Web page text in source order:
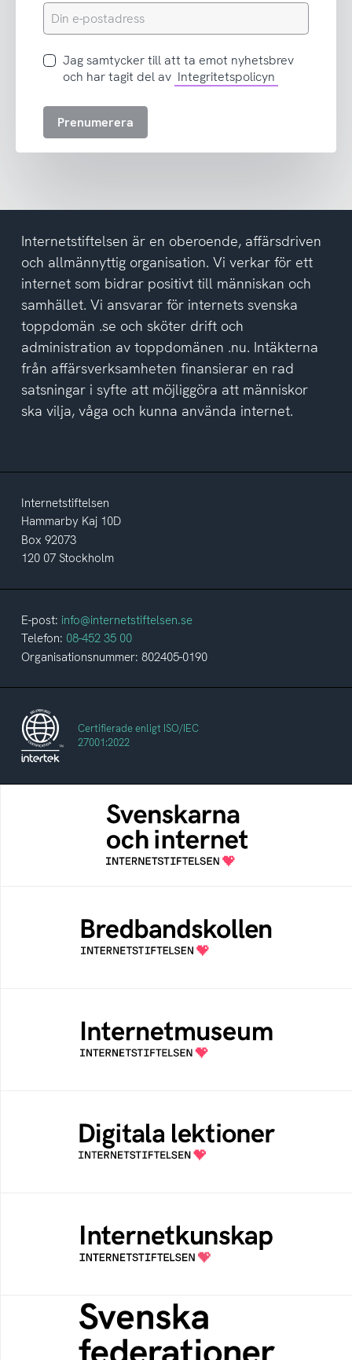
Din
e-
Jag
samtycker
att
del
av
integritetspolicyn
Jag samtycker till att ta emot nyhetsbrev
och har tagit del av Integritetspolicyn
Prenumerera
Internetstiftelsen är en oberoende, affärsdriven
och allmännyttig organisation. Vi verkar för ett
internet som bidrar positivt till människan och
samhället. Vi ansvarar för internets svenska
toppdomän .se och sköter drift och
administration av toppdomänen .nu. Intäkterna
från affärsverksamheten finansierar en rad
satsningar i syfte att möjliggöra att människor
ska vilja, våga och kunna använda internet.
Internetstiftelsen
Hammarby Kaj 10D
Box 92073
120 07 Stockholm
E-post: info@internetstiftelsen.se
Telefon: 08-452 35 00
Organisationsnummer: 802405-0190
Certifierade enligt ISO/IEC
27001:2022
Svenskarna och internet
En årlig studie av svenska folkets
internetvanor
Bredbandskollen är ett oberoende
konsumentverktyg som drivs av
Internetstiftelsen
Ett digitalt museum som byggts, och kureras
av Internetstiftelsen
Öppen digital lärresurs med färdiga lektioner
för alla stadier i grundskolan
Samlad kunskap som hjälper dig att bli en
säker och medveten internetanvändare
Svenska federationer
Grunden för medlemskap i en sektors- eller
kontextspecifik federation